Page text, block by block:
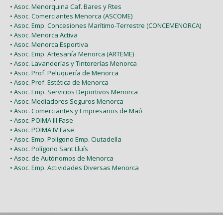
• Asoc. Menorquina Caf. Bares y Rtes
• Asoc. Comerciantes Menorca (ASCOME)
• Asoc. Emp. Concesiones Marítimo-Terrestre (CONCEMENORCA)
• Asoc. Menorca Activa
• Asoc. Menorca Esportiva
• Asoc. Emp. Artesanía Menorca (ARTEME)
• Asoc. Lavanderías y Tintorerías Menorca
• Asoc. Prof. Peluquería de Menorca
• Asoc. Prof. Estética de Menorca
• Asoc. Emp. Servicios Deportivos Menorca
• Asoc. Mediadores Seguros Menorca
• Asoc. Comerciantes y Empresarios de Maó
• Asoc. POIMA III Fase
• Asoc. POIMA IV Fase
• Asoc. Emp. Polígono Emp. Ciutadella
• Asoc. Polígono Sant Lluís
• Asoc. de Autónomos de Menorca
• Asoc. Emp. Actividades Diversas Menorca